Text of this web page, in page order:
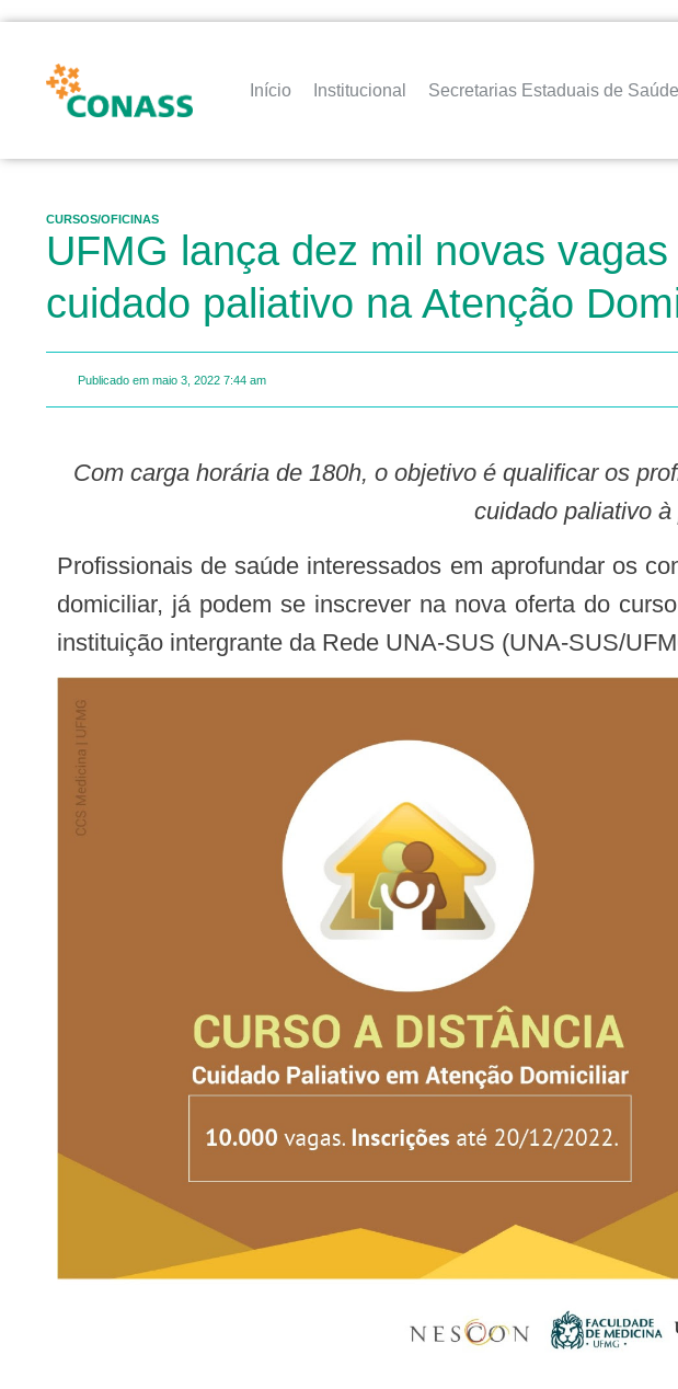
Início Institucional Secretarias Estaduais de Saúde
CURSOS/OFICINAS
UFMG lança dez mil novas
cuidado paliativo na Atenção
Publicado em maio 3, 2022 7:44 am
Com carga horária de 180h, o objetivo é qualificar os profissionais para que possam definir, acompanhar e executar planos de
cuidado paliativo
Profissionais de saúde interessados em aprofundar os conhecimentos referentes aos cuidados paliativos no âmbito da atenção
domiciliar, já podem se inscrever na nova oferta do
instituição intergrante da Rede UNA-SUS (UNA-SUS/